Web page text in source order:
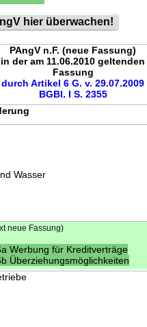
hier überwachen!
PAngV n.F. (neue Fassung)
in der am 11.06.2010 geltenden
Fassung
durch Artikel 6 G. v. 29.07.2009
BGBl. I S. 2355
Wasser
neue Fassung)
Werbung für Kreditverträge
Überziehungsmöglichkeiten